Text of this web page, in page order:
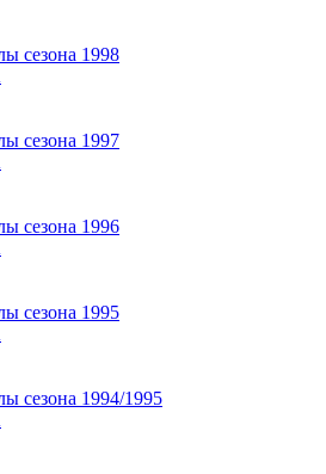
сезона 1998
сезона 1997
сезона 1996
сезона 1995
сезона 1994/1995